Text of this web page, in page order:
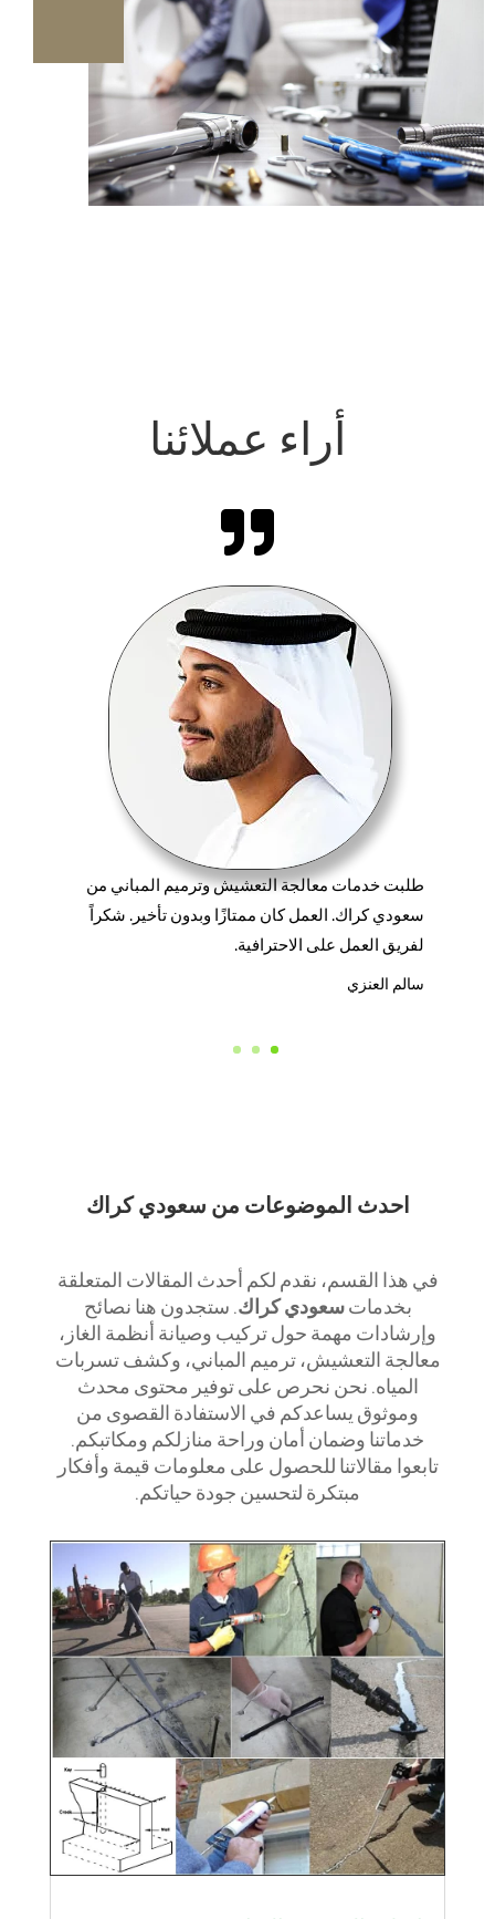
أراء عملائنا

طلبت خدمات معالجة التعشيش وترميم المباني من
سعودي كراك. العمل كان ممتازًا وبدون تأخير. شكراً
لفريق العمل على الاحترافية.
سالم العنزي
احدث الموضوعات منسعودي كراك
في هذا القسم، نقدم لكم أحدث المقالات المتعلقة
بخدماتسعودي كراك. ستجدون هنا نصائح
وإرشادات مهمة حول تركيب وصيانة أنظمة الغاز،
معالجة التعشيش، ترميم المباني، وكشف تسربات
المياه. نحن نحرص على توفير محتوى محدث
وموثوق يساعدكم في الاستفادة القصوى من
خدماتنا وضمان أمان وراحة منازلكم ومكاتبكم.
تابعوا مقالاتنا للحصول على معلومات قيمة وأفكار
مبتكرة لتحسين جودة حياتكم.